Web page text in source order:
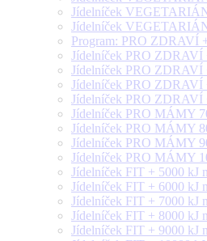
Jídelníček
Jídelníček
Program: PRO ZDRAVÍ
Jídelníček PRO ZDRAVÍ
Jídelníček PRO ZDRAVÍ
Jídelníček PRO ZDRAVÍ
Jídelníček PRO ZDRAVÍ
Jídelníček PRO MÁMY
Jídelníček PRO MÁMY
Jídelníček PRO MÁMY
Jídelníček PRO MÁMY
Jídelníček FIT + 5000 kJ
Jídelníček FIT + 6000 kJ
Jídelníček FIT + 7000 kJ
Jídelníček FIT + 8000 kJ
Jídelníček FIT + 9000 kJ